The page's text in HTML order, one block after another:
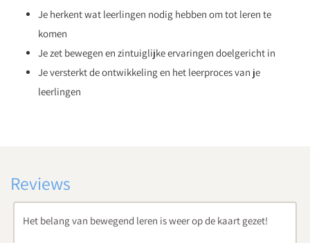
Je herkent wat leerlingen nodig hebben om tot leren te
komen
Je zet bewegen en zintuiglijke ervaringen doelgericht in
Je versterkt de ontwikkeling en het leerproces van je
leerlingen
Reviews
Prachtige workshops, toepasbaar in het onderwijs.